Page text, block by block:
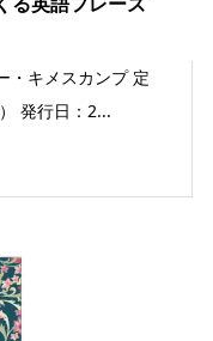
キメスカンプ 定
発行日：2...